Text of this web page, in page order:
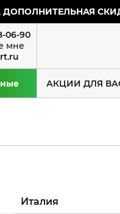
06-90
АКЦИИ ДЛЯ
Италия